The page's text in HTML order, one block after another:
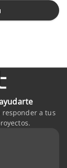
a tus